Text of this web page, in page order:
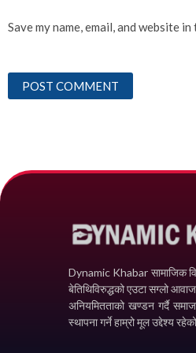
Save my name, email, and website
Dynamic Khabar सामाजिक
बेतिथिविरुद्धको एउटा सग्लो
अनियमितताको खण्डन गर्दै
स्थापना गर्ने हाम्रो मूल उद्देश्य